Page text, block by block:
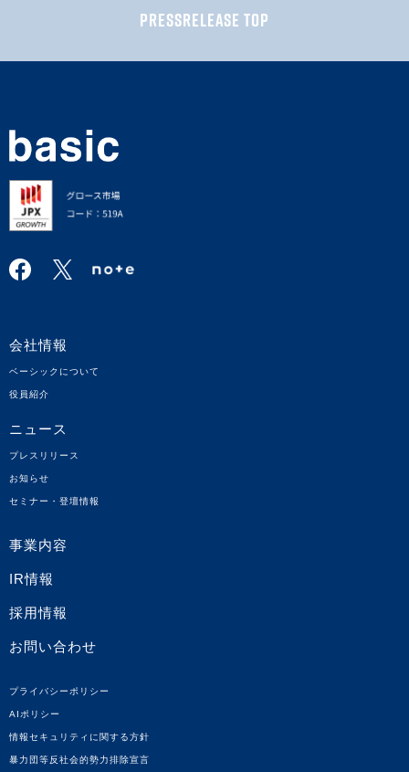
PRESSRELEASE TOP
会社情報
ベーシックについて
役員紹介
ニュース
プレスリリース
お知らせ
セミナー・登壇情報
事業内容
IR情報
採用情報
お問い合わせ
プライバシーポリシー
AIポリシー
情報セキュリティに関する方針
暴力団等反社会的勢力排除宣言